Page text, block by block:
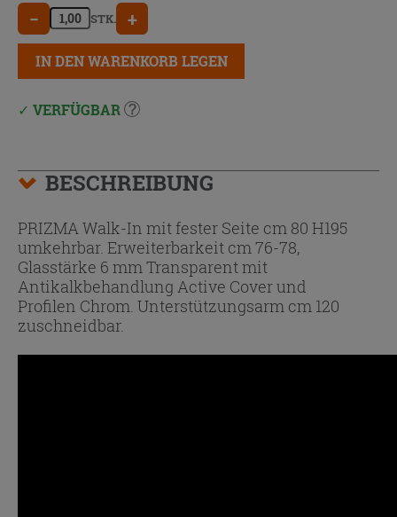
− STK. +
IN DEN WARENKORB LEGEN
VERFÜGBAR
BESCHREIBUNG
PRIZMA Walk-In mit fester Seite cm 80 H195
umkehrbar. Erweiterbarkeit cm 76-78,
Glasstärke 6 mm Transparent mit
Antikalkbehandlung Active Cover und
Profilen Chrom. Unterstützungsarm cm 120
zuschneidbar.